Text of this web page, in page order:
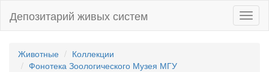
Депозитарий живых систем
Животные
Коллекции
Фонотека Зоологического Музея МГУ